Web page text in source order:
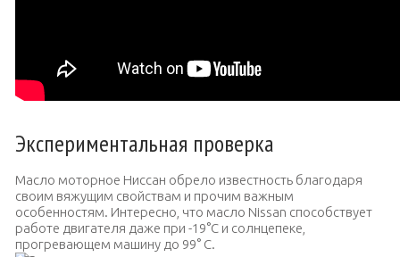
Экспериментальная проверка
Масло моторное Ниссан обрело известность благодаря
своим вяжущим свойствам и прочим важным
особенностям. Интересно, что масло Nissan способствует
работе двигателя даже при -19°С и солнцепеке,
прогревающем машину до 99° С.